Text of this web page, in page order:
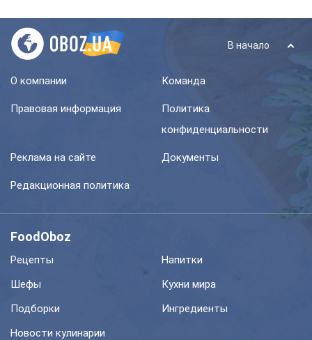
В начало
О компании Команда
Правовая информация
Политика
конфиденциальности
Реклама на сайте Документы
Редакционная политика
FoodOboz
Рецепты
Напитки
Шефы
Кухни мира
Подборки
Ингредиенты
Новости кулинарии